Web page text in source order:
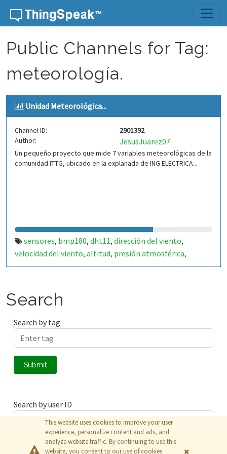
Skip to content
Public Channels for Tag:
meteorología.
Unidad Meteorológica...
Channel ID:
2901392
Author:
JesusJuarez07
Un pequeño proyecto que mide 7 variables meteorológicas de la
comunidad ITTG, ubicado en la explanada de ING ELECTRICA...
sensores, bmp180, dht11, dirección del viento,
velocidad del viento, altitud, presión atmosférica,
meteorología.
Search
Search by tag
Submit
Search by user ID
Submit
This website uses cookies to improve your user
experience, personalize content and ads, and
analyze website traffic. By continuing to use this
website, you consent to our use of cookies.